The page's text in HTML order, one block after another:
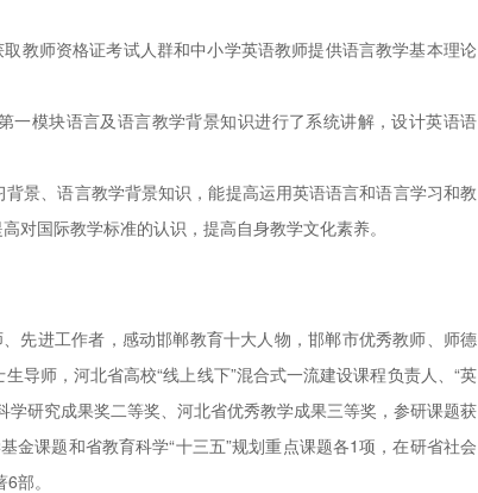
教师资格证考试人群和中小学英语教师提供语言教学基本理论
模块语言及语言教学背景知识进行了系统讲解，设计英语语
景、语言教学背景知识，能提高运用英语语言和语言学习和教
对国际教学标准的认识，提高自身教学文化素养。
先进工作者，感动邯郸教育十大人物，邯郸市优秀教师、师德
导师，河北省高校“线上线下”混合式一流建设课程负责人、“英
研究成果奖二等奖、河北省优秀教学成果三等奖，参研课题获
课题和省教育科学“十三五”规划重点课题各1项，在研省社会
部。